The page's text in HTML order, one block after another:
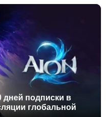
дней подписки в
глобальной